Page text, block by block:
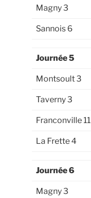
Magny 3
Sannois 6
Journée 5
Montsoult 3
Taverny 3
Franconville 11
La Frette 4
Journée 6
Magny 3